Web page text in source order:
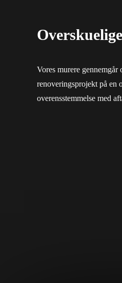
Vores murere
renoveringsprojekt på en
overensstemmelse med